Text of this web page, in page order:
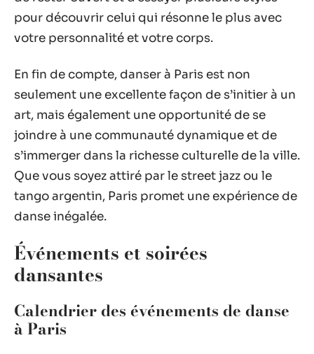
pour découvrir celui qui résonne le plus avec
votre personnalité et votre corps.
En fin de compte, danser à Paris est non
seulement une excellente façon de s’initier à un
art, mais également une opportunité de se
joindre à une communauté dynamique et de
s’immerger dans la richesse culturelle de la ville.
Que vous soyez attiré par le street jazz ou le
tango argentin, Paris promet une expérience de
danse inégalée.
Événements et soirées
dansantes
Calendrier des événements de danse
à Paris